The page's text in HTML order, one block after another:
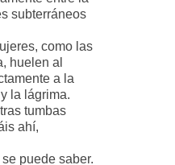
subterráneos
como las
huelen al
a la
la lágrima.
tumbas
ahí,
puede saber.